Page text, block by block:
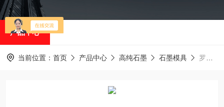
产品中心
当前位置： 首页 产品中心 高纯石墨 石墨模具 罗兰石墨2235石墨电极支架电火花石墨模具